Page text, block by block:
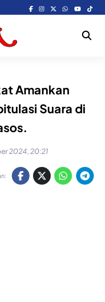
Amankan
Suara di
2024, 20:21